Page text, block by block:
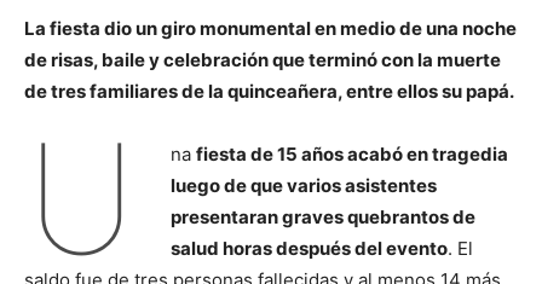
La fiesta dio un giro monumental en medio de una noche
de risas, baile y celebración que terminó con la muerte
de tres familiares de la quinceañera, entre ellos su papá.
U na fiesta de 15 años acabó en tragedia
luego de que varios asistentes
presentaran graves quebrantos de
salud horas después del evento. El